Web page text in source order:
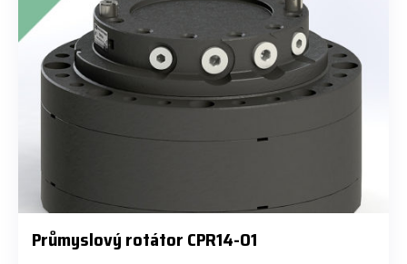
Průmyslový rotátor CPR14-01